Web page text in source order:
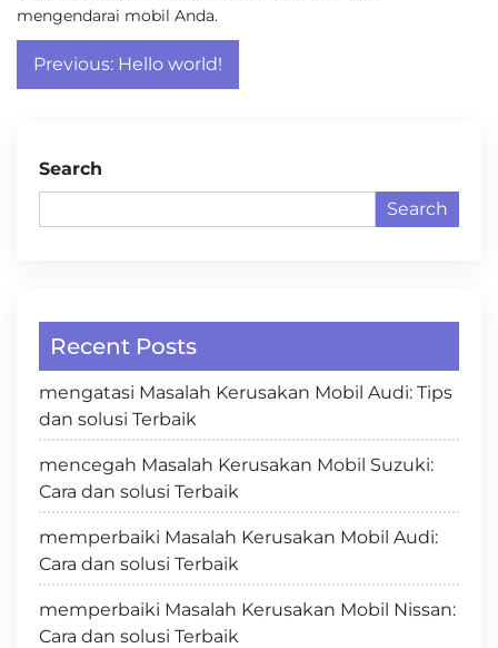
mengendarai mobil Anda.
Post
navigation
Previous: Hello world!
Search
Search
Recent Posts
mengatasi Masalah Kerusakan Mobil Audi: Tips
dan solusi Terbaik
mencegah Masalah Kerusakan Mobil Suzuki:
Cara dan solusi Terbaik
memperbaiki Masalah Kerusakan Mobil Audi:
Cara dan solusi Terbaik
memperbaiki Masalah Kerusakan Mobil Nissan:
Cara dan solusi Terbaik